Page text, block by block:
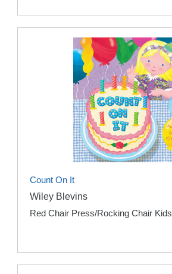
Count On It
Wiley Blevins
Red Chair Press/Rocking Chair Kids